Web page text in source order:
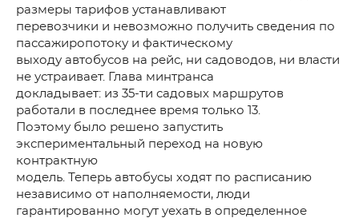
размеры тарифов устанавливают
перевозчики и невозможно получить сведения по
пассажиропотоку и фактическому
выходу автобусов на рейс, ни садоводов, ни власти
не устраивает. Глава минтранса
докладывает: из 35-ти садовых маршрутов
работали в последнее время только 13.
Поэтому было решено запустить
экспериментальный переход на новую
контрактную
модель. Теперь автобусы ходят по расписанию
независимо от наполняемости, люди
гарантированно могут уехать в определенное